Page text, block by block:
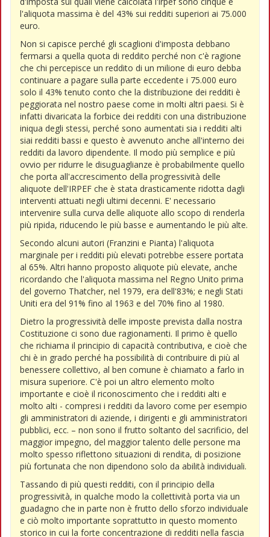
l'aliquota massima è del 43% sui redditi superiori ai 75.000
euro.
Non si capisce perché gli scaglioni d'imposta debbano
fermarsi a quella quota di reddito perché non c'è ragione
che chi percepisce un reddito di un milione di euro debba
continuare a pagare sulla parte eccedente i 75.000 euro
solo il 43% tenuto conto che la distribuzione dei redditi è
peggiorata nel nostro paese come in molti altri paesi. Si è
infatti divaricata la forbice dei redditi con una distribuzione
iniqua degli stessi, perché sono aumentati sia i redditi alti
siai redditi bassi e questo è avvenuto anche all'interno dei
redditi da lavoro dipendente. Il modo più semplice e più
ovvio per ridurre le disuguaglianze è probabilmente quello
che porta all'accrescimento della progressività delle
aliquote dell'IRPEF che è stata drasticamente ridotta dagli
interventi attuati negli ultimi decenni. E' necessario
intervenire sulla curva delle aliquote allo scopo di renderla
più ripida, riducendo le più basse e aumentando le più alte.
Secondo alcuni autori (Franzini e Pianta) l'aliquota
marginale per i redditi più elevati potrebbe essere portata
al 65%. Altri hanno proposto aliquote più elevate, anche
ricordando che l'aliquota massima nel Regno Unito prima
del governo Thatcher, nel 1979, era dell'83%; e negli Stati
Uniti era del 91% fino al 1963 e del 70% fino al 1980.
Dietro la progressività delle imposte prevista dalla nostra
Costituzione ci sono due ragionamenti. Il primo è quello
che richiama il principio di capacità contributiva, e cioè che
chi è in grado perché ha possibilità di contribuire di più al
benessere collettivo, al ben comune è chiamato a farlo in
misura superiore. C'è poi un altro elemento molto
importante e cioè il riconoscimento che i redditi alti e
molto alti - compresi i redditi da lavoro come per esempio
gli amministratori di aziende, i dirigenti e gli amministratori
pubblici, ecc. – non sono il frutto soltanto del sacrificio, del
maggior impegno, del maggior talento delle persone ma
molto spesso riflettono situazioni di rendita, di posizione
più fortunata che non dipendono solo da abilità individuali.
Tassando di più questi redditi, con il principio della
progressività, in qualche modo la collettività porta via un
guadagno che in parte non è frutto dello sforzo individuale
e ciò molto importante soprattutto in questo momento
storico in cui la forte concentrazione di redditi nella fascia